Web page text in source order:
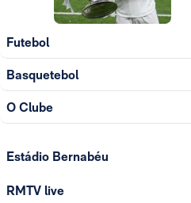
Futebol
Basquetebol
O Clube
Estádio Bernabéu
RMTV live